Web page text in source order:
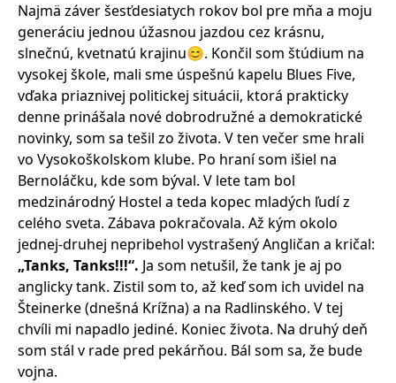
Najmä záver šesťdesiatych rokov bol pre mňa a moju
generáciu jednou úžasnou jazdou cez krásnu,
slnečnú, kvetnatú krajinu😊. Končil som štúdium na
vysokej škole, mali sme úspešnú kapelu Blues Five,
vďaka priaznivej politickej situácii, ktorá prakticky
denne prinášala nové dobrodružné a demokratické
novinky, som sa tešil zo života. V ten večer sme hrali
vo Vysokoškolskom klube. Po hraní som išiel na
Bernoláčku, kde som býval. V lete tam bol
medzinárodný Hostel a teda kopec mladých ľudí z
celého sveta. Zábava pokračovala. Až kým okolo
jednej-druhej nepribehol vystrašený Angličan a kričal:
„Tanks, Tanks!!!“. Ja som netušil, že tank je aj po
anglicky tank. Zistil som to, až keď som ich uvidel na
Šteinerke (dnešná Krížna) a na Radlinského. V tej
chvíli mi napadlo jediné. Koniec života. Na druhý deň
som stál v rade pred pekárňou. Bál som sa, že bude
vojna.